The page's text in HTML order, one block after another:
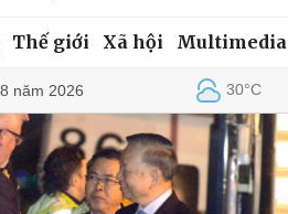
Thế giới Xã hội Multimedia
30°C
Xã hội